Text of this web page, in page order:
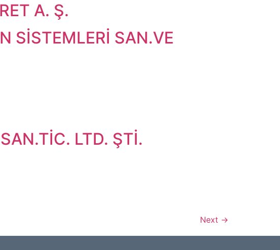
A. Ş.
SİSTEMLERİ SAN.VE
LTD. ŞTİ.
Next →